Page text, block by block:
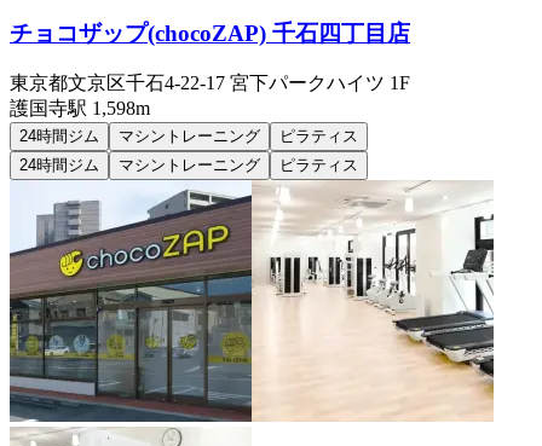
チョコザップ(chocoZAP) 千石四丁目店
東京都文京区千石4-22-17 宮下パークハイツ 1F
護国寺駅 1,598m
24時間ジム マシントレーニング
ピラティス
24時間ジム
マシントレーニング ピラティス